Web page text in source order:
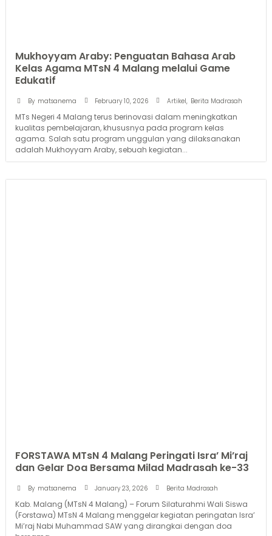
Mukhoyyam Araby: Penguatan Bahasa Arab
Kelas Agama MTsN 4 Malang melalui Game
Edukatif
By matsanema February 10, 2026 Artikel, Berita Madrasah
MTs Negeri 4 Malang terus berinovasi dalam meningkatkan
kualitas pembelajaran, khususnya pada program kelas
agama. Salah satu program unggulan yang dilaksanakan
adalah Mukhoyyam Araby, sebuah kegiatan...
FORSTAWA MTsN 4 Malang Peringati Isra’ Mi’raj
dan Gelar Doa Bersama Milad Madrasah ke-33
By matsanema January 23, 2026 Berita Madrasah
Kab. Malang (MTsN 4 Malang) – Forum Silaturahmi Wali Siswa
(Forstawa) MTsN 4 Malang menggelar kegiatan peringatan Isra’
Mi’raj Nabi Muhammad SAW yang dirangkai dengan doa